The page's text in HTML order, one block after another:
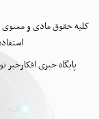
کلیه حقوق مادی و معنوی
پایگاه خبری